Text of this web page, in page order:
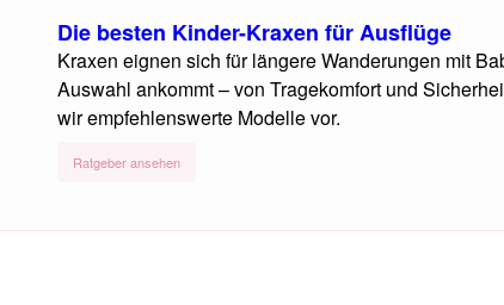
Die besten Kinder-Kraxen für Ausflüge
Kraxen eignen sich für längere Wanderungen mit
Auswahl ankommt – von Tragekomfort und
wir empfehlenswerte Modelle vor.
Ratgeber ansehen